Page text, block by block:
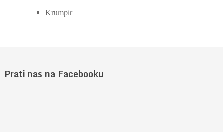
Krumpir
Prati nas na Facebooku